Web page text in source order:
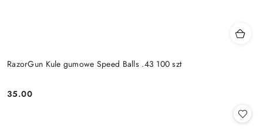
RazorGun Kule gumowe Speed Balls .43 100 szt
Cena:
35.00